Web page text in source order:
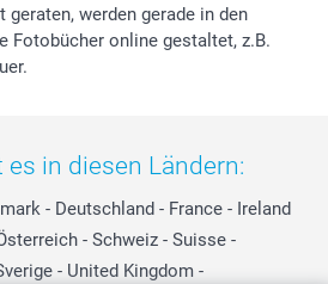
werden gerade in den
Fotobücher online gestaltet, z.B.
in diesen Ländern:
- Deutschland - France - Ireland
- Schweiz - Suisse -
- United Kingdom -